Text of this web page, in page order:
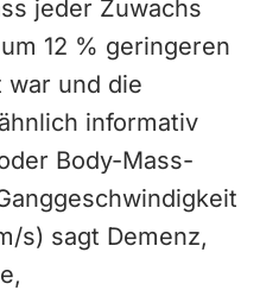
jeder Zuwachs
12 % geringeren
war und die
informativ
Body-Mass-
s) sagt Demenz,